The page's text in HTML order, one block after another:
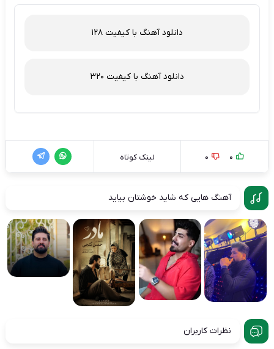
دانلود آهنگ با کیفیت 128
دانلود آهنگ با کیفیت 320
0
0 لینک کوتاه
آهنگ هایی که شاید خوشتان بیاید
نظرات کاربران